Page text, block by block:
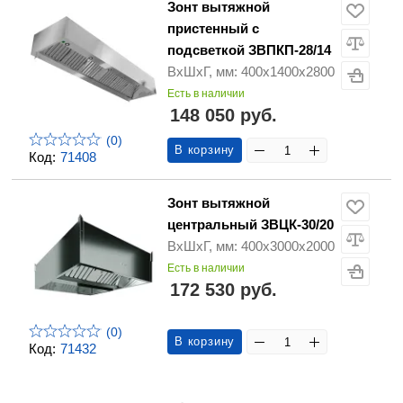
Код: 71408
(0)
Зонт вытяжной
пристенный с
подсветкой ЗВПКП-28/14
ВхШхГ, мм: 400х1400х2800
Есть в наличии
148 050 руб.
В корзину
Код: 71432
(0)
Зонт вытяжной
центральный ЗВЦК-30/20
ВхШхГ, мм: 400х3000х2000
Есть в наличии
172 530 руб.
В корзину